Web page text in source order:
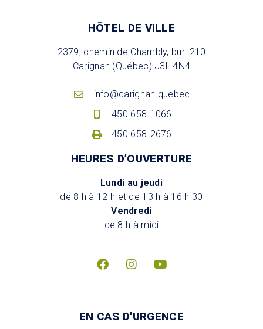
HÔTEL DE VILLE
2379, chemin de Chambly, bur. 210
Carignan (Québec) J3L 4N4
info@carignan.quebec
450 658-1066
450 658-2676
HEURES D’OUVERTURE
Lundi au jeudi
de 8 h à 12 h et de 13 h à 16 h 30
Vendredi
de 8 h à midi
EN CAS D'URGENCE